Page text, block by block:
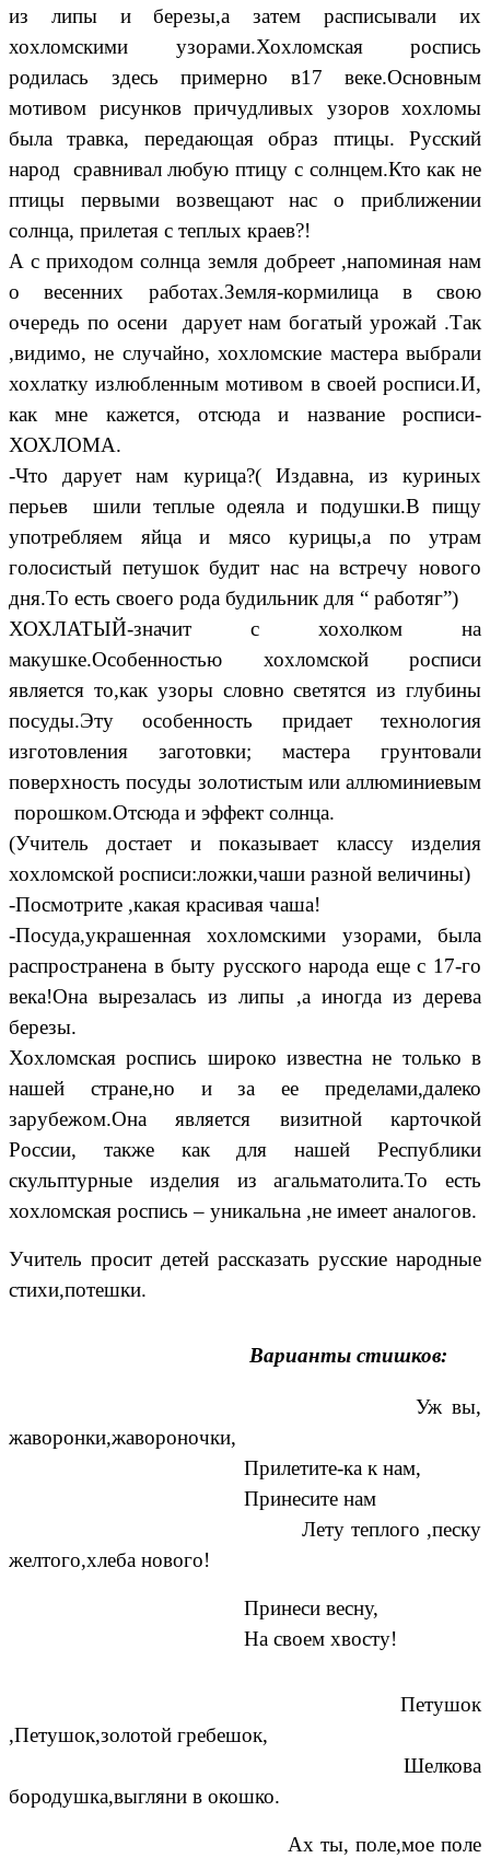
из липы и березы,а затем расписывали их
хохломскими узорами.Хохломская роспись
родилась здесь примерно в17 веке.Основным
мотивом рисунков причудливых узоров хохломы
была травка, передающая образ птицы. Русский
народ сравнивал любую птицу с солнцем.Кто как не
птицы первыми возвещают нас о приближении
солнца, прилетая с теплых краев?!
А с приходом солнца земля добреет ,напоминая нам
о весенних работах.Земля-кормилица в свою
очередь по осени дарует нам богатый урожай .Так
,видимо, не случайно, хохломские мастера выбрали
хохлатку излюбленным мотивом в своей росписи.И,
как мне кажется, отсюда и название росписи-
ХОХЛОМА.
-Что дарует нам курица?( Издавна, из куриных
перьев шили теплые одеяла и подушки.В пищу
употребляем яйца и мясо курицы,а по утрам
голосистый петушок будит нас на встречу нового
дня.То есть своего рода будильник для “ работяг”)
ХОХЛАТЫЙ-значит с хохолком на
макушке.Особенностью хохломской росписи
является то,как узоры словно светятся из глубины
посуды.Эту особенность придает технология
изготовления заготовки; мастера грунтовали
поверхность посуды золотистым или аллюминиевым
порошком.Отсюда и эффект солнца.
(Учитель достает и показывает классу изделия
хохломской росписи:ложки,чаши разной величины)
-Посмотрите ,какая красивая чаша!
-Посуда,украшенная хохломскими узорами, была
распространена в быту русского народа еще с 17-го
века!Она вырезалась из липы ,а иногда из дерева
березы.
Хохломская роспись широко известна не только в
нашей стране,но и за ее пределами,далеко
зарубежом.Она является визитной карточкой
России, также как для нашей Республики
скульптурные изделия из агальматолита.То есть
хохломская роспись – уникальна ,не имеет аналогов.
Учитель просит детей рассказать русские народные
стихи,потешки.
Варианты стишков:
Уж вы,
жаворонки,жавороночки,
Прилетите-ка к нам,
Принесите нам
Лету теплого ,песку
желтого,хлеба нового!
Принеси весну,
На своем хвосту!
Петушок
,Петушок,золотой гребешок,
Шелкова
бородушка,выгляни в окошко.
Ах ты, поле,мое поле